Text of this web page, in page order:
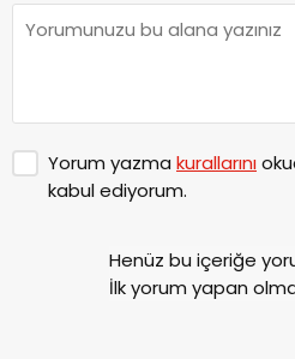
Yorum yazma kurallarını
kabul ediyorum.
Henüz bu içeriğe
İlk yorum yapan